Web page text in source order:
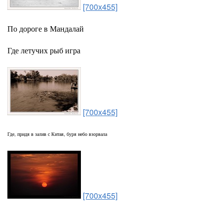
[700x455]
По дороге в Мандалай
Где летучих рыб игра
[700x455]
Где, придя в залив с Китая, буря небо взорвала
[700x455]